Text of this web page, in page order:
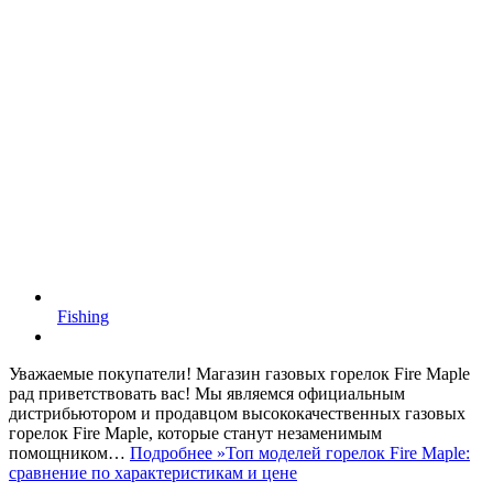
Fishing
Уважаемые покупатели! Магазин газовых горелок Fire Maple
рад приветствовать вас! Мы являемся официальным
дистрибьютором и продавцом высококачественных газовых
горелок Fire Maple, которые станут незаменимым
помощником… Подробнее »Топ моделей горелок Fire Maple:
сравнение по характеристикам и цене